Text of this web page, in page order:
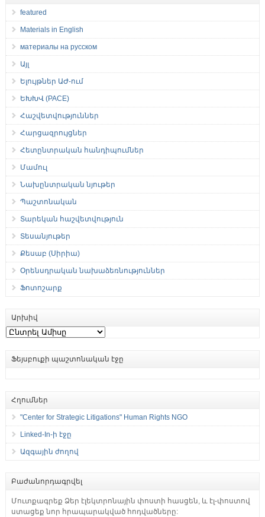
featured
Materials in English
материалы на русском
Այլ
Ելույթներ ԱԺ-ում
ԵԽԽՎ (PACE)
Հաշվետվություններ
Հարցազրույցներ
Հետընտրական հանդիպումներ
Մամուլ
Նախընտրական նյութեր
Պաշտոնական
Տարեկան հաշվետվություն
Տեսանյութեր
Քեսաբ (Սիրիա)
Օրենսդրական նախաձեռնություններ
Ֆոտոշարք
Արխիվ
Արխիվ
Ֆեյսբուքի պաշտոնական էջը
Հղումներ
"Center for Strategic Litigations" Human Rights NGO
Linked-In-ի էջը
Ազգային ժողով
Բաժանորդագրվել
Մուտքագրեք Ձեր էլեկտրոնային փոստի հասցեն, և էլ-փոստով
ստացեք նոր հրապարակված հոդվածները: